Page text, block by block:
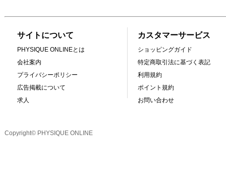
サイトについて
PHYSIQUE ONLINEとは
会社案内
プライバシーポリシー
広告掲載について
求人
カスタマーサービス
ショッピングガイド
特定商取引法に基づく表記
利用規約
ポイント規約
お問い合わせ
Copyright© PHYSIQUE ONLINE